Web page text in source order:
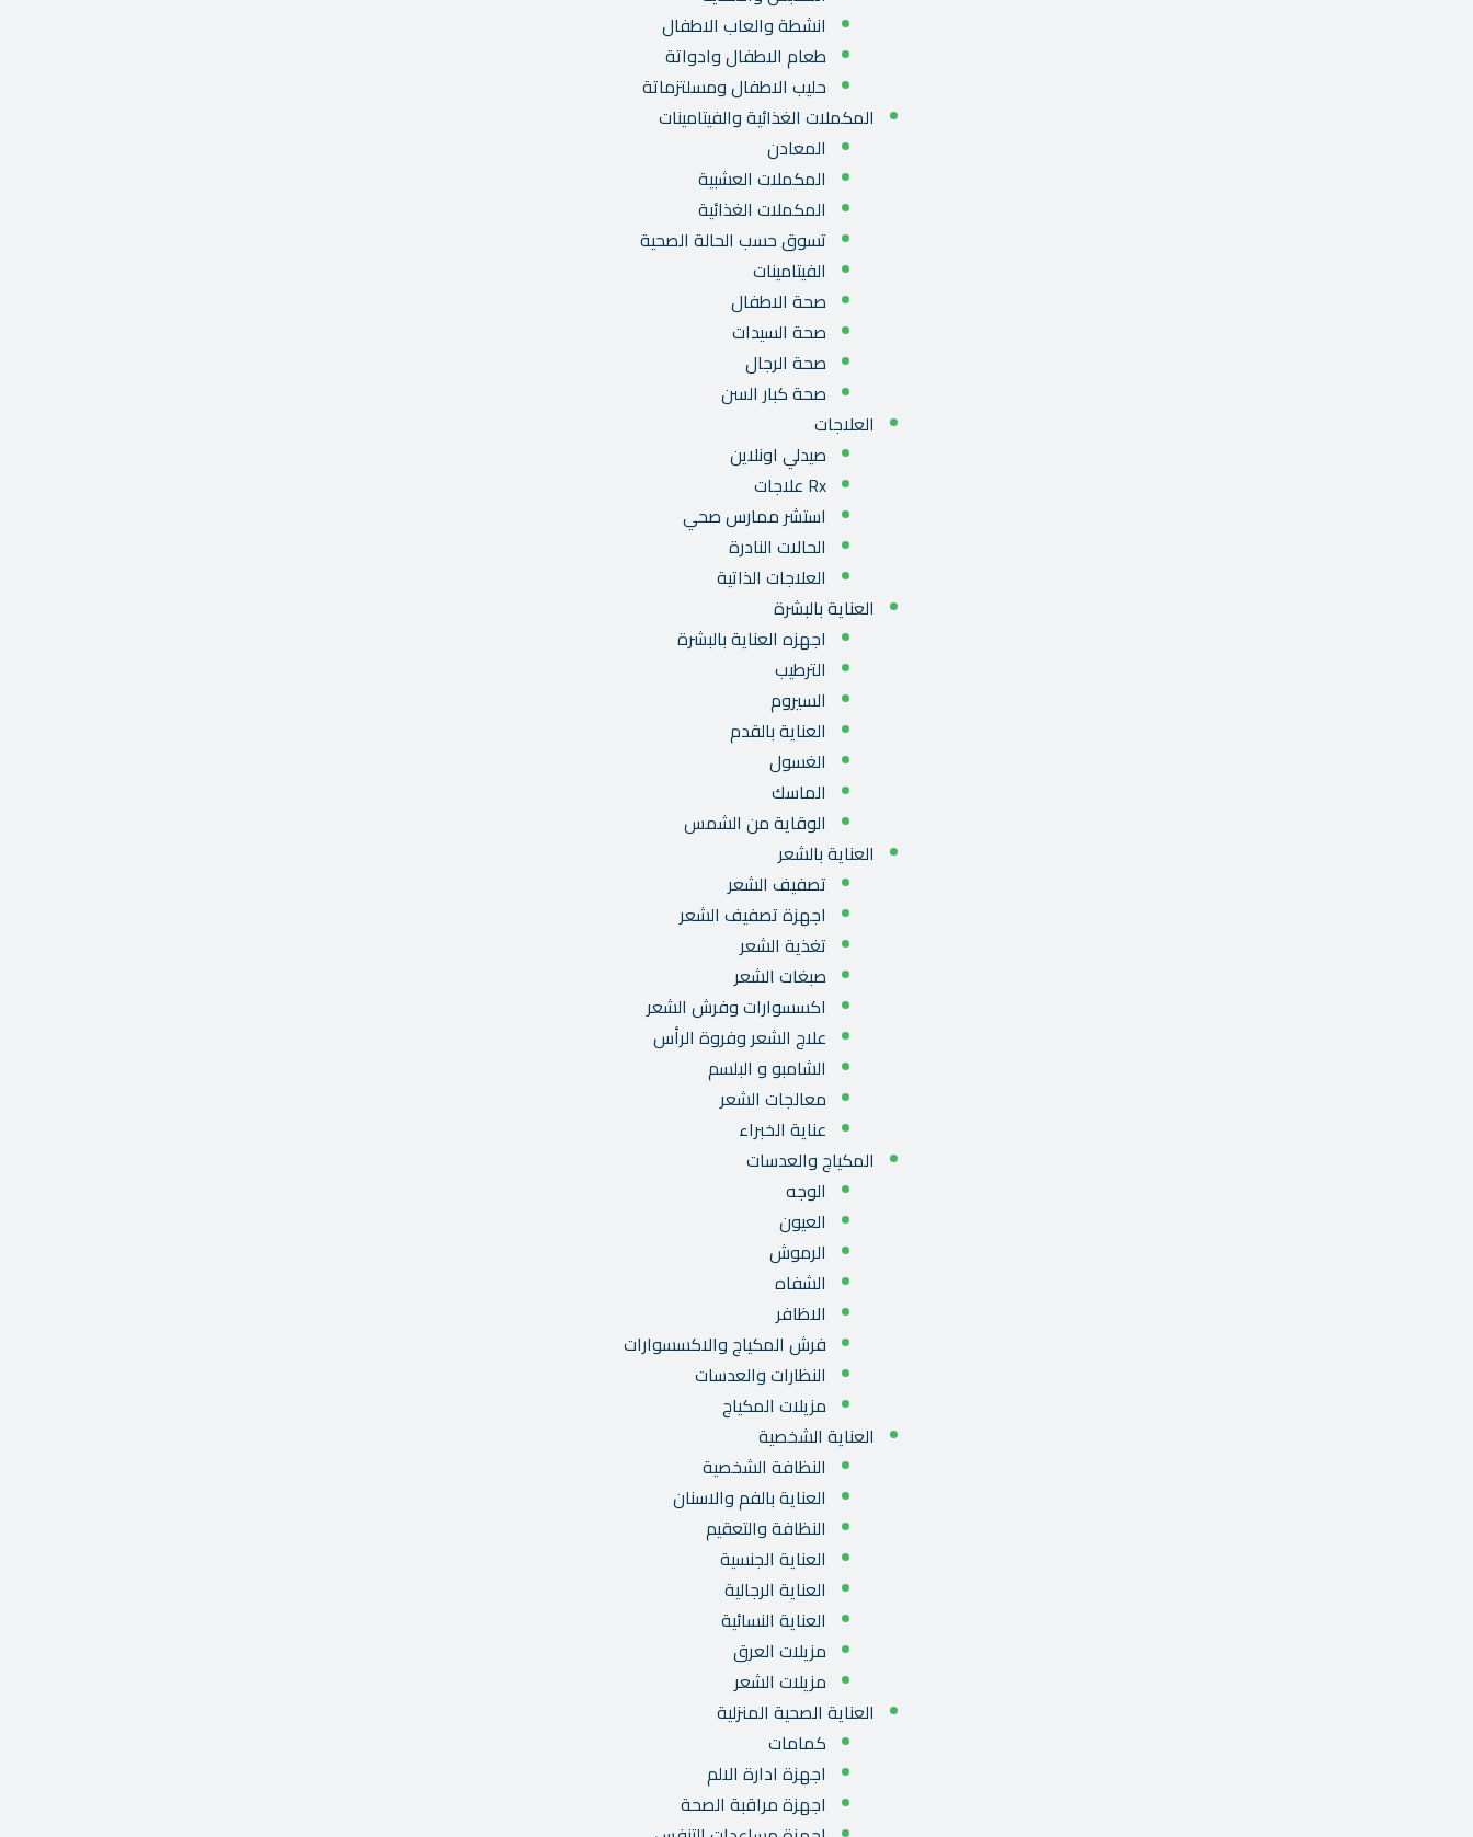
انشطة والعاب الاطفال
طعام الاطفال وادواتة
حليب الاطفال ومسلتزماتة
المكملات الغذائية والفيتامينات
المعادن
المكملات العشبية
المكملات الغذائية
تسوق حسب الحالة الصحية
الفيتامينات
صحة الاطفال
صحة السيدات
صحة الرجال
صحة كبار السن
العلاجات
صيدلي اونلاين
Rx علاجات
استشر ممارس صحي
الحالات النادرة
العلاجات الذاتية
العناية بالبشرة
اجهزه العناية بالبشرة
الترطيب
السيروم
العناية بالقدم
الغسول
الماسك
الوقاية من الشمس
العناية بالشعر
تصفيف الشعر
اجهزة تصفيف الشعر
تغذية الشعر
صبغات الشعر
اكسسوارات وفرش الشعر
علاج الشعر وفروة الرأس
الشامبو و البلسم
معالجات الشعر
عناية الخبراء
المكياج والعدسات
الوجه
العيون
الرموش
الشفاه
الاظافر
فرش المكياج والاكسسوارات
النظارات والعدسات
مزيلات المكياج
العناية الشخصية
النظافة الشخصية
العناية بالفم والاسنان
النظافة والتعقيم
العناية الجنسية
العناية الرجالية
العناية النسائية
مزيلات العرق
مزيلات الشعر
العناية الصحية المنزلية
كمامات
اجهزة ادارة الالم
اجهزة مراقبة الصحة